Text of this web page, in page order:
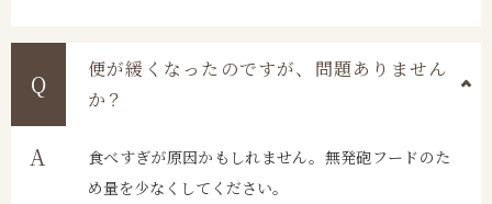
便が緩くなったのですが、問題ありません
か？
食べすぎが原因かもしれません。無発砲フードのた
め量を少なくしてください。